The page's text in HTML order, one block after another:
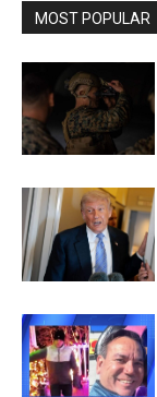
MOST POPULAR